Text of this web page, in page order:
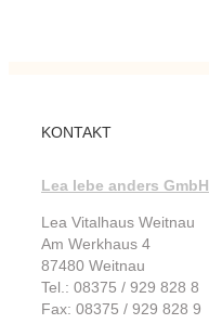
KONTAKT
Lea lebe anders GmbH
Lea Vitalhaus Weitnau
Am Werkhaus 4
87480 Weitnau
Tel.: 08375 / 929 828 8
Fax: 08375 / 929 828 9